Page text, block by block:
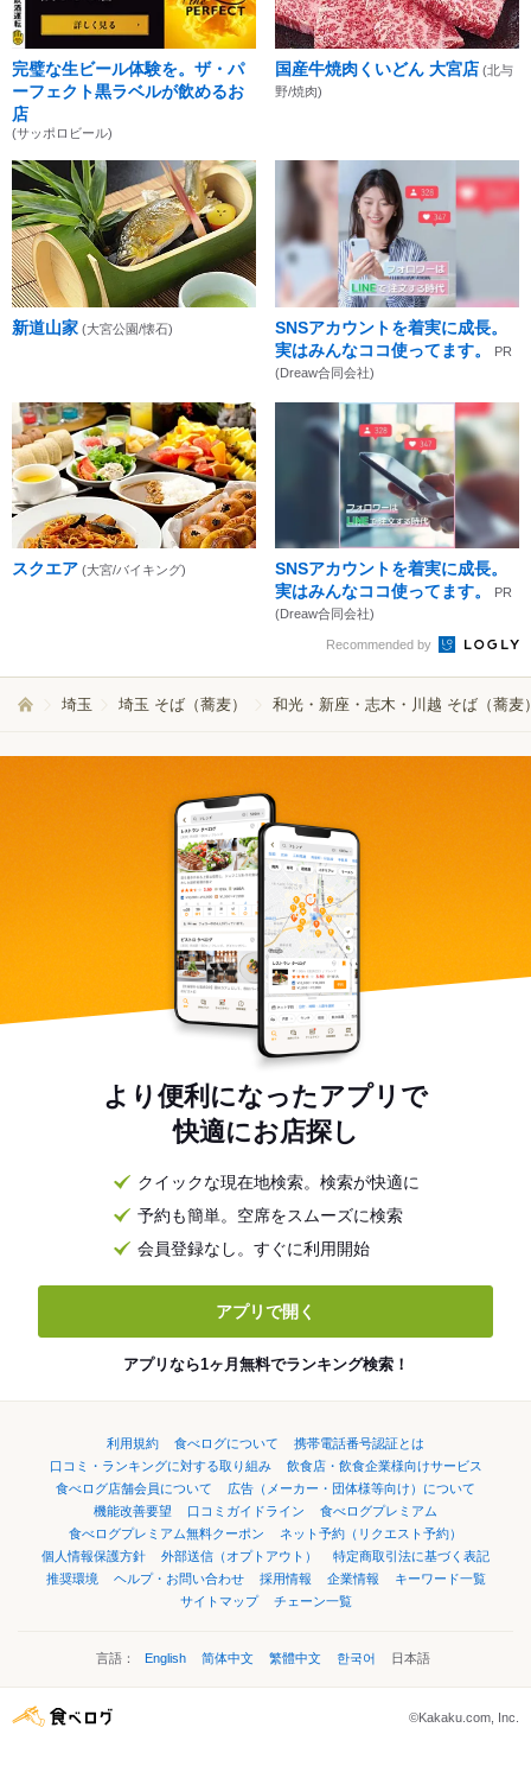
完璧な生ビール体験を。ザ・パ
ーフェクト黒ラベルが飲めるお
店
(サッポロビール)
国産牛焼肉くいどん 大宮店 (北与
野/焼肉)
新道山家 (大宮公園/懐石)
SNSアカウントを着実に成長。
実はみんなココ使ってます。
PR
(Dreaw合同会社)
スクエア (大宮/バイキング)
SNSアカウントを着実に成長。
実はみんなココ使ってます。
PR
(Dreaw合同会社)
Recommended by
埼玉 埼玉 そば（蕎麦） 和光・新座・志木・川越 そば（蕎麦
より便利になったアプリで
快適にお店探し
クイックな現在地検索。検索が快適に
予約も簡単。空席をスムーズに検索
会員登録なし。すぐに利用開始
アプリで開く
アプリなら1ヶ月無料でランキング検索！
利用規約 食べログについて
携帯電話番号認証とは
口コミ・ランキングに対する取り組み
飲食店・飲食企業様向けサービス
食べログ店舗会員について
広告（メーカー・団体様等向け）について
機能改善要望
口コミガイドライン
食べログプレミアム
食べログプレミアム無料クーポン
ネット予約（リクエスト予約）
個人情報保護方針
外部送信（オプトアウト）
特定商取引法に基づく表記
推奨環境
ヘルプ・お問い合わせ 採用情報 企業情報
キーワード一覧
サイトマップ
チェーン一覧
言語： English 简体中文 繁體中文 한국어 日本語
©Kakaku.com, Inc.